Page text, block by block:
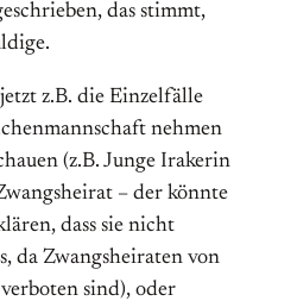
das stimmt,
z.B. die Einzelfälle
nehmen
(z.B. Junge Irakerin
– der könnte
dass sie nicht
da Zwangsheiraten von
sind), oder